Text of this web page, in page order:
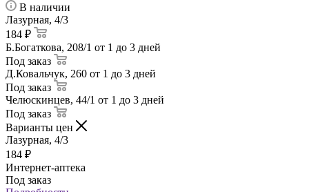
В наличии
Лазурная, 4/3
184 ₽
Б.Богаткова, 208/1 от 1 до 3 дней
Под заказ
Д.Ковальчук, 260 от 1 до 3 дней
Под заказ
Челюскинцев, 44/1 от 1 до 3 дней
Под заказ
Варианты цен
Лазурная, 4/3
184 ₽
Интернет-аптека
Под заказ